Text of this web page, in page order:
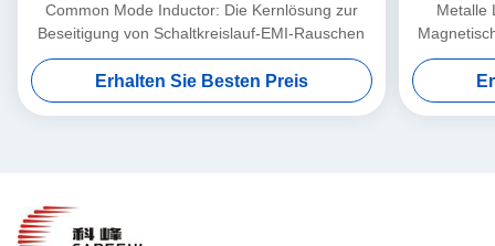
Common Mode Inductor: Die Kernlösung zur
Beseitigung von Schaltkreislauf-EMI-Rauschen
Erhalten Sie Besten Preis
Metalle